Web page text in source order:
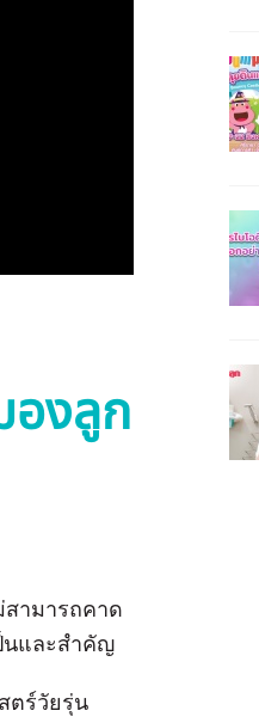
องลูก
สามารถคาด
นและสำคัญ
ตร์วัยรุ่น